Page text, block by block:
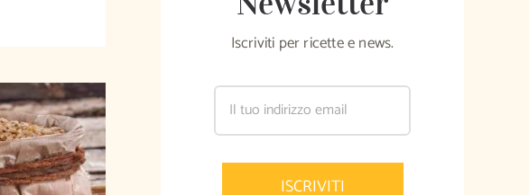
Iscriviti per ricette e news.